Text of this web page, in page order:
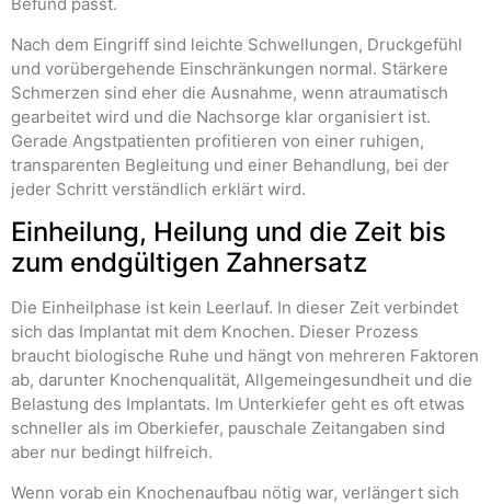
Befund passt.
Nach dem Eingriff sind leichte Schwellungen, Druckgefühl
und vorübergehende Einschränkungen normal. Stärkere
Schmerzen sind eher die Ausnahme, wenn atraumatisch
gearbeitet wird und die Nachsorge klar organisiert ist.
Gerade Angstpatienten profitieren von einer ruhigen,
transparenten Begleitung und einer Behandlung, bei der
jeder Schritt verständlich erklärt wird.
Einheilung, Heilung und die Zeit bis
zum endgültigen Zahnersatz
Die Einheilphase ist kein Leerlauf. In dieser Zeit verbindet
sich das Implantat mit dem Knochen. Dieser Prozess
braucht biologische Ruhe und hängt von mehreren Faktoren
ab, darunter Knochenqualität, Allgemeingesundheit und die
Belastung des Implantats. Im Unterkiefer geht es oft etwas
schneller als im Oberkiefer, pauschale Zeitangaben sind
aber nur bedingt hilfreich.
Wenn vorab ein Knochenaufbau nötig war, verlängert sich